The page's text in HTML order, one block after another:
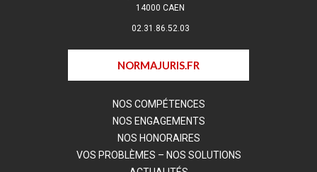
14000 CAEN
02.31.86.52.03
NORMAJURIS.FR
NOS COMPÉTENCES
NOS ENGAGEMENTS
NOS HONORAIRES
VOS PROBLÈMES – NOS SOLUTIONS